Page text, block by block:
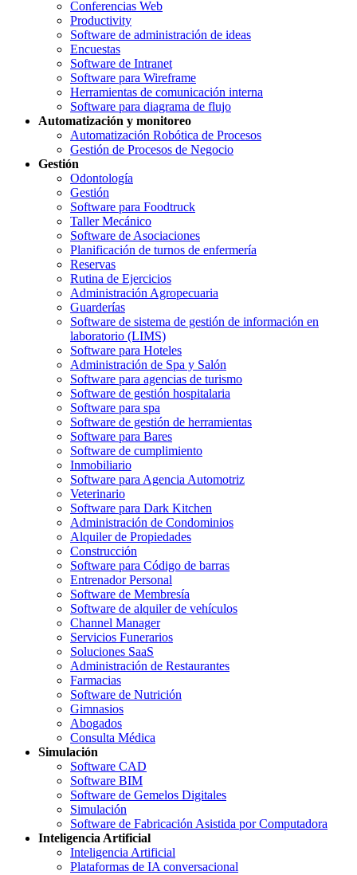
Conferencias Web
Productivity
Software de administración de ideas
Encuestas
Software de Intranet
Software para Wireframe
Herramientas de comunicación interna
Software para diagrama de flujo
Automatización y monitoreo
Automatización Robótica de Procesos
Gestión de Procesos de Negocio
Gestión
Odontología
Gestión
Software para Foodtruck
Taller Mecánico
Software de Asociaciones
Planificación de turnos de enfermería
Reservas
Rutina de Ejercicios
Administración Agropecuaria
Guarderías
Software de sistema de gestión de información en
laboratorio (LIMS)
Software para Hoteles
Administración de Spa y Salón
Software para agencias de turismo
Software de gestión hospitalaria
Software para spa
Software de gestión de herramientas
Software para Bares
Software de cumplimiento
Inmobiliario
Software para Agencia Automotriz
Veterinario
Software para Dark Kitchen
Administración de Condominios
Alquiler de Propiedades
Construcción
Software para Código de barras
Entrenador Personal
Software de Membresía
Software de alquiler de vehículos
Channel Manager
Servicios Funerarios
Soluciones SaaS
Administración de Restaurantes
Farmacias
Software de Nutrición
Gimnasios
Abogados
Consulta Médica
Simulación
Software CAD
Software BIM
Software de Gemelos Digitales
Simulación
Software de Fabricación Asistida por Computadora
Inteligencia Artificial
Inteligencia Artificial
Plataformas de IA conversacional